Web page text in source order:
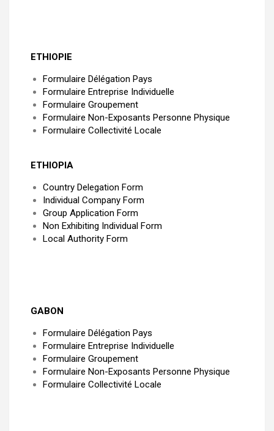
ETHIOPIE
Formulaire Délégation Pays
Formulaire Entreprise Individuelle
Formulaire Groupement
Formulaire Non-Exposants Personne Physique
Formulaire Collectivité Locale
ETHIOPIA
Country Delegation Form
Individual Company Form
Group Application Form
Non Exhibiting Individual Form
Local Authority Form
GABON
Formulaire Délégation Pays
Formulaire Entreprise Individuelle
Formulaire Groupement
Formulaire Non-Exposants Personne Physique
Formulaire Collectivité Locale